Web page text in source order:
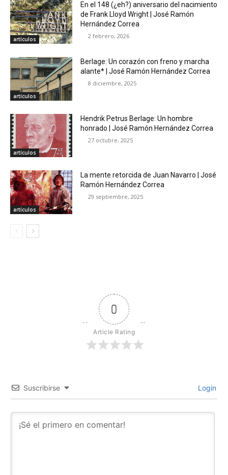
artículos
En el 148 (¿eh?) aniversario del nacimiento
de Frank Lloyd Wright | José Ramón
Hernández Correa
2 febrero, 2026
artículos
Berlage: Un corazón con freno y marcha
alante* | José Ramón Hernández Correa
8 diciembre, 2025
artículos
Hendrik Petrus Berlage: Un hombre
honrado | José Ramón Hernández Correa
27 octubre, 2025
artículos
La mente retorcida de Juan Navarro | José
Ramón Hernández Correa
29 septiembre, 2025
0
Article Rating
Suscribirse Login